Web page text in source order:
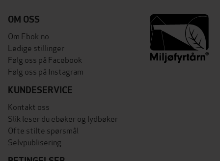
OM OSS
Om Ebok.no
Ledige stillinger
Følg oss på Facebook
Følg oss på Instagram
KUNDESERVICE
Kontakt oss
Slik leser du ebøker og lydbøker
Ofte stilte spørsmål
Selvpublisering